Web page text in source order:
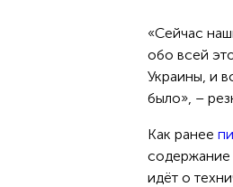
«Сейчас
обо всей
Украины, и
было», –
Как ранее
содержание
идёт о